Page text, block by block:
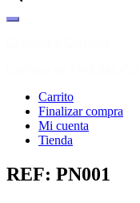
Ir
Carrito
Finalizar compra
Mi cuenta
Tienda
REF: PN001